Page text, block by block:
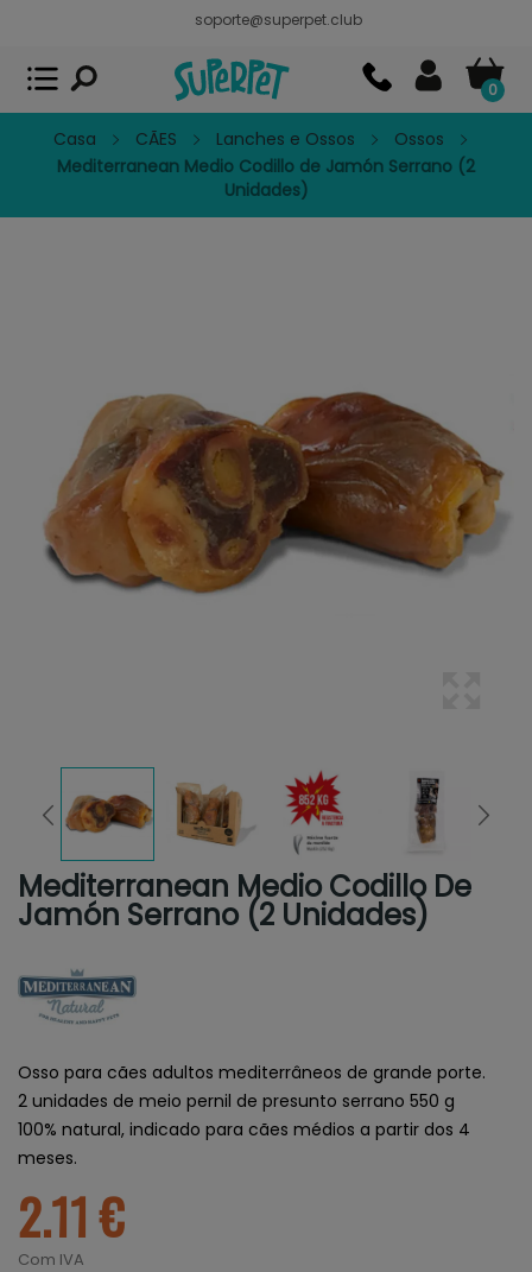
soporte@superpet.club
0
Casa CÃES Lanches e Ossos
Ossos
Mediterranean Medio Codillo de Jamón Serrano (2
Unidades)
Mediterranean Medio Codillo De
Jamón Serrano (2 Unidades)
Osso para cães adultos mediterrâneos de grande porte.
2 unidades de meio pernil de presunto serrano 550 g
100% natural, indicado para cães médios a partir dos 4
meses.
2.11 €
Com IVA
Superpet, comida para mascotas
APP GRATIS - En Google Play